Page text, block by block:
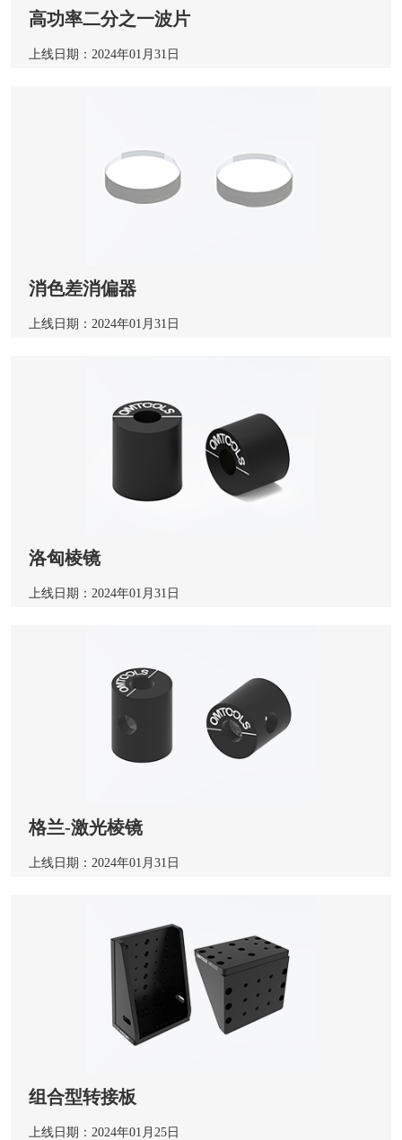
高功率二分之一波片
上线日期：2024年01月31日
消色差消偏器
上线日期：2024年01月31日
洛匈棱镜
上线日期：2024年01月31日
格兰-激光棱镜
上线日期：2024年01月31日
组合型转接板
上线日期：2024年01月25日